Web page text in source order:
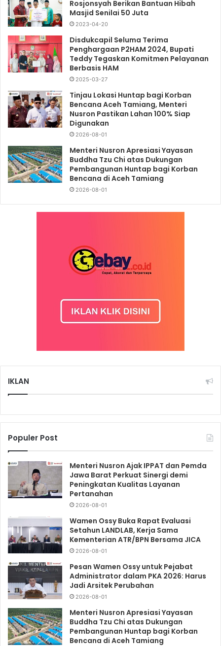
Rosjonsyah Berikan Bantuan Hibah
Masjid Senilai 50 Juta
2023-04-20
Disdukcapil Seluma Terima
Penghargaan P2HAM 2024, Bupati
Teddy Tegaskan Komitmen Pelayanan
Berbasis HAM
2025-03-27
Tinjau Lokasi Huntap bagi Korban
Bencana Aceh Tamiang, Menteri
Nusron Pastikan Lahan 100% Siap
Digunakan
2026-08-01
Menteri Nusron Apresiasi Yayasan
Buddha Tzu Chi atas Dukungan
Pembangunan Huntap bagi Korban
Bencana di Aceh Tamiang
2026-08-01
IKLAN
Populer Post
Menteri Nusron Ajak IPPAT dan Pemda
Jawa Barat Perkuat Sinergi demi
Peningkatan Kualitas Layanan
Pertanahan
2026-08-01
Wamen Ossy Buka Rapat Evaluasi
Setahun LANDLAB, Kerja Sama
Kementerian ATR/BPN Bersama JICA
2026-08-01
Pesan Wamen Ossy untuk Pejabat
Administrator dalam PKA 2026: Harus
Jadi Arsitek Perubahan
2026-08-01
Menteri Nusron Apresiasi Yayasan
Buddha Tzu Chi atas Dukungan
Pembangunan Huntap bagi Korban
Bencana di Aceh Tamiang